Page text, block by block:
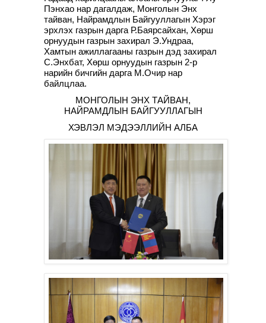
Пэнхао нар дагалдаж, Монголын Энх
тайван, Найрамдлын Байгууллагын Хэрэг
эрхлэх газрын дарга Р.Баярсайхан, Хөрш
орнуудын газрын захирал Э.Ундраа,
Хамтын ажиллагааны газрын дэд захирал
С.Энхбат, Хөрш орнуудын газрын 2-р
нарийн бичгийн дарга М.Очир нар
байлцлаа.
МОНГОЛЫН ЭНХ ТАЙВАН,
НАЙРАМДЛЫН БАЙГУУЛЛАГЫН
ХЭВЛЭЛ МЭДЭЭЛЛИЙН АЛБА